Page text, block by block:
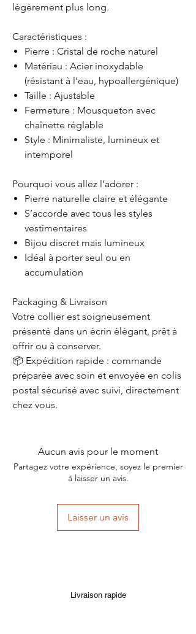
légèrement plus long.
Caractéristiques :
Pierre : Cristal de roche naturel
Matériau : Acier inoxydable
(résistant à l’eau, hypoallergénique)
Taille : Ajustable
Fermeture : Mousqueton avec
chaînette réglable
Style : Minimaliste, lumineux et
intemporel
Pourquoi vous allez l’adorer :
Pierre naturelle claire et élégante
S’accorde avec tous les styles
vestimentaires
Bijou discret mais lumineux
Idéal à porter seul ou en
accumulation
Packaging & Livraison
Votre collier est soigneusement
présenté dans un écrin élégant, prêt à
offrir ou à conserver.
📦 Expédition rapide : commande
préparée avec soin et envoyée en colis
postal sécurisé avec suivi, directement
chez vous.
Aucun avis pour le moment
Partagez votre expérience, soyez le premier
à laisser un avis.
Laisser un avis
Livraison rapide